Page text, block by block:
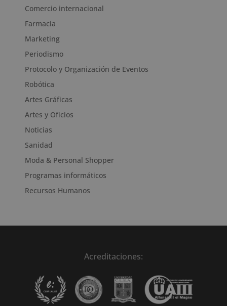
Comercio internacional
Farmacia
Marketing
Periodismo
Protocolo y Organización de Eventos
Robótica
Artes Gráficas
Artes y Oficios
Noticias
Sanidad
Moda & Personal Shopper
Programas informáticos
Recursos Humanos
Acreditaciones: